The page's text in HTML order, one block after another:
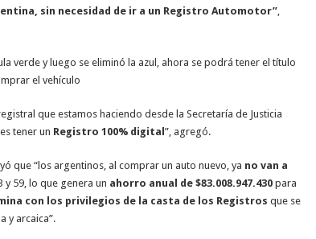
sin necesidad de ir a un Registro Automotor”,
verde y luego se eliminó la azul, ahora se podrá tener el título
el vehículo
que estamos haciendo desde la Secretaría de Justicia
tener un Registro 100% digital ”, agregó.
que “los argentinos, al comprar un auto nuevo, ya no van a
y 59, lo que genera un ahorro anual de $83.008.947.430 para
con los privilegios de la casta de los Registros que se
y arcaica”.